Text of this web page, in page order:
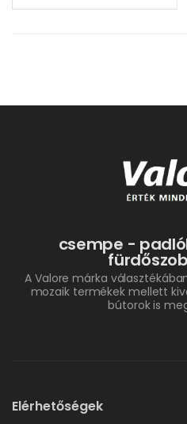
csempe -
A Valore márka
mozaik termékek mellett
bútorok is
Elérhetőségek